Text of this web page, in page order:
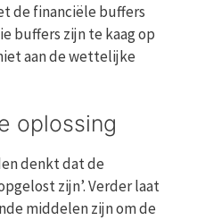
de financiële buffers
buffers zijn te kaag op
aan de wettelijke
oplossing
denkt dat de
zijn’. Verder laat
middelen zijn om de